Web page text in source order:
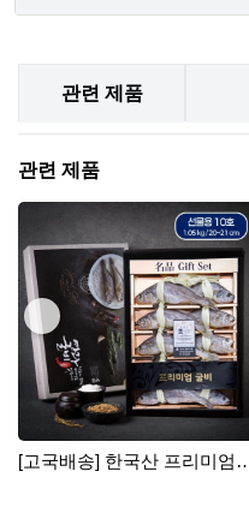
관련 제품
관련 제품
[고국배송] 한국산 프리미엄